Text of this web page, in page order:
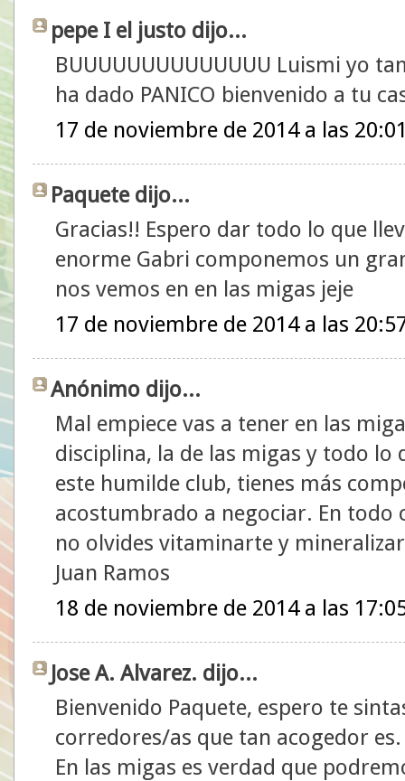
pepe I el justo dijo...
BUUUUUUUUUUUUUU Luismi yo
ha dado PANICO bienvenido a tu
17 de noviembre de 2014 a las
Paquete dijo...
Gracias!! Espero dar todo lo que
enorme Gabri componemos un
nos vemos en en las migas jeje
17 de noviembre de 2014 a las
Anónimo dijo...
Mal empiece vas a tener en las
disciplina, la de las migas y todo lo
este humilde club, tienes más
acostumbrado a negociar. En todo
no olvides vitaminarte y
Juan Ramos
18 de noviembre de 2014 a las
Jose A. Alvarez. dijo...
Bienvenido Paquete, espero te
corredores/as que tan acogedor es.
En las migas es verdad que